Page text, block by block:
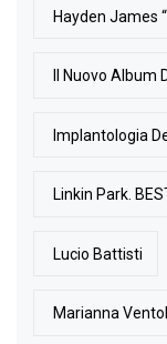
Hayden James
Il Nuovo Album
Implantologia
Linkin Park.
Lucio Battisti
Marianna